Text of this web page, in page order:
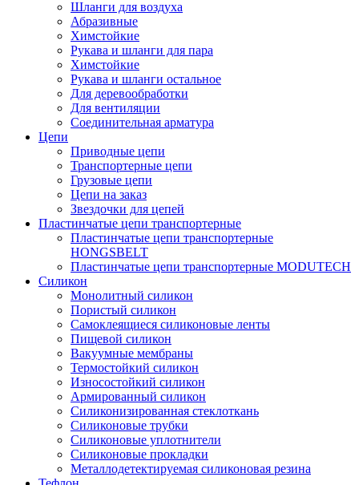
Шланги для воздуха
Абразивные
Химстойкие
Рукава и шланги для пара
Химстойкие
Рукава и шланги остальное
Для деревообработки
Для вентиляции
Соединительная арматура
Цепи
Приводные цепи
Транспортерные цепи
Грузовые цепи
Цепи на заказ
Звездочки для цепей
Пластинчатые цепи транспортерные
Пластинчатые цепи транспортерные
HONGSBELT
Пластинчатые цепи транспортерные MODUTECH
Силикон
Монолитный силикон
Пористый силикон
Самоклеящиеся силиконовые ленты
Пищевой силикон
Вакуумные мембраны
Термостойкий силикон
Износостойкий силикон
Армированный силикон
Силиконизированная стеклоткань
Силиконовые трубки
Силиконовые уплотнители
Силиконовые прокладки
Металлодетектируемая силиконовая резина